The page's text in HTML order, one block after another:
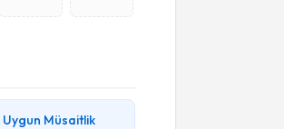
Uygun Müsaitlik